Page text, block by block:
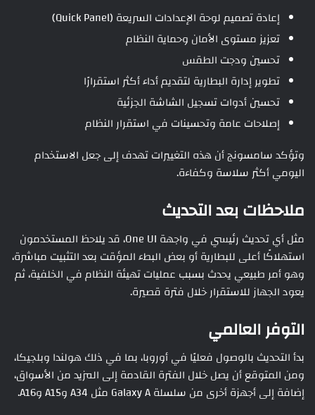
إعادة تصميم لوحة الإعدادات السريعة (Quick Panel)
تعزيز مستوى الأمان وحماية النظام
تحسين ودجت الطقس
تطوير إدارة البطارية لتقديم أداء أكثر استقرارًا
تحسين أدوات تسجيل الشاشة الجزئية
إصلاحات عامة وتحسينات في استقرار النظام
وتؤكد سامسونج أن هذه التغييرات تهدف إلى جعل الاستخدام
اليومي أكثر سلاسة وكفاءة.
ملاحظات بعد التحديث
مثل أي تحديث رئيسي في واجهة One UI، قد يلاحظ المستخدمون
استهلاكًا أعلى للبطارية أو بعض البطء المؤقت بعد التثبيت مباشرة،
وهو أمر طبيعي يحدث بسبب عمليات تهيئة النظام في الخلفية، ثم
يعود الجهاز للاستقرار خلال فترة قصيرة.
التوفر العالمي
بدأ التحديث بالوصول فعليًا في أوروبا، بما في ذلك هولندا وبلجيكا،
ومن المتوقع أن يصل خلال الفترة القادمة إلى المزيد من الأسواق،
إضافة إلى أجهزة أخرى من سلسلة Galaxy A مثل A34 وA15 وA16.